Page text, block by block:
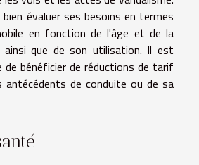
évaluer ses besoins en termes
en fonction de l'âge et de la
ainsi que de son utilisation. Il est
de bénéficier de réductions de tarif
de conduite ou de sa